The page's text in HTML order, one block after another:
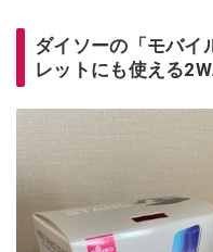
ダイソーの「モバ
レットにも使える